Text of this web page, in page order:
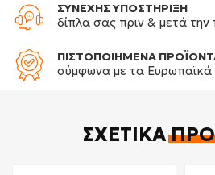
ΣΥΝΕΧΗΣ ΥΠΟΣΤΗΡΙΞΗ
δίπλα σας πριν & μετά
ΠΙΣΤΟΠΟΙΗΜΕΝΑ
σύμφωνα με τα
ΣΧΕΤΙΚΆ